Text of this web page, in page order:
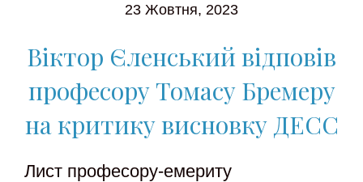
23 Жовтня, 2023
Віктор Єленський відповів
професору Томасу Бремеру
на критику висновку ДЕСС
Лист професору-емериту